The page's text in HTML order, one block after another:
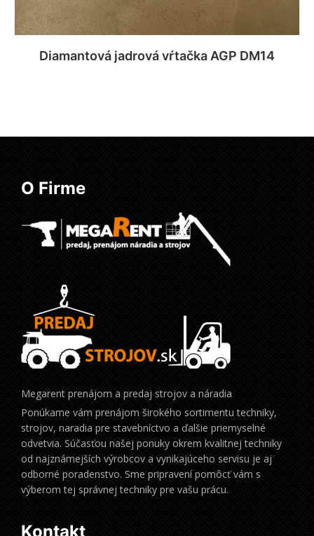
Diamantová jadrová vŕtačka AGP DM14
O Firme
Megarent prenájom a predaj strojov a náradia
Ponúkame vám prenájom širokého sortimentu techniky,
strojov, naradia pre stavebníctvo a ďalšie priemyselné
odvetvia. Súčasťou našej ponuky okrem kvalitnej techniky
od najznámejších výrobcov a vynikajúceho servisu je aj
odborné poradenstvo. Sme pripravení pomôcť vám s
výberom tej správnej techniky pre vašu prácu.
Kontakt